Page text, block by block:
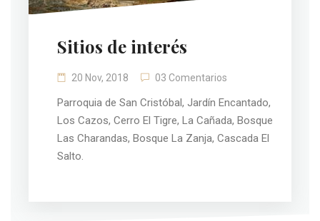
Sitios de interés
20 Nov, 2018 03 Comentarios
Parroquia de San Cristóbal, Jardín Encantado,
Los Cazos, Cerro El Tigre, La Cañada, Bosque
Las Charandas, Bosque La Zanja, Cascada El
Salto.